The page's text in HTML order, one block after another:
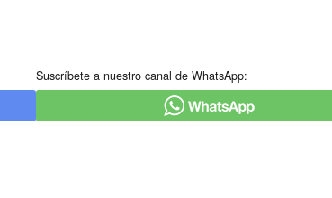
Suscríbete a nuestro canal de WhatsApp: